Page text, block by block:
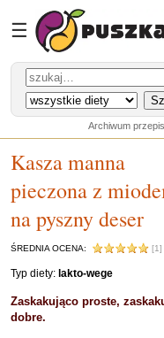
☰
Archiwum
Kasza manna
pieczona z
na pyszny deser
ŚREDNIA OCENA: [1]
Typ diety: lakto-wege
Zaskakująco proste,
dobre.